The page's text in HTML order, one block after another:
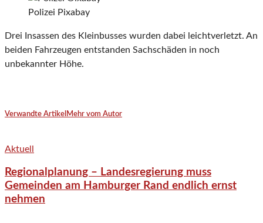
Polizei Pixabay
Drei Insassen des Kleinbusses wurden dabei leichtverletzt. An
beiden Fahrzeugen entstanden Sachschäden in noch
unbekannter Höhe.
Verwandte Artikel Mehr vom Autor
Aktuell
Regionalplanung – Landesregierung muss
Gemeinden am Hamburger Rand endlich ernst
nehmen